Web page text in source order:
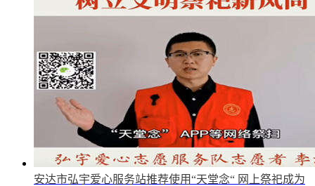
安达市弘宇爱心服务站推荐使用“天堂念“ 网上祭祀成为